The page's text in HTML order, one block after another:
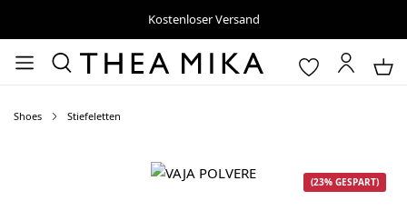
Kostenloser Versand
Shoes Stiefeletten
Bildergalerie überspringen
(23% GESPART)